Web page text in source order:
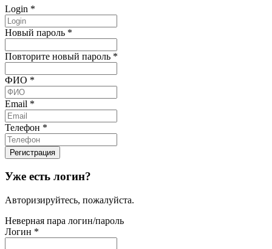
Login *
Новый пароль *
Повторите новый пароль *
ФИО *
Email *
Телефон *
Уже есть логин?
Авторизируйтесь, пожалуйста.
Неверная пара логин/пароль
Логин *